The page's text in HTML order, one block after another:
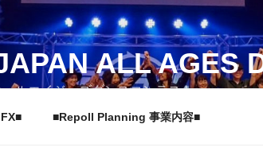
ALL AGES
ルエイジーズダンスコンテスト
■Repoll Planning 事業内容■